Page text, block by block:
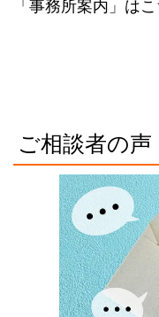
「事務所案内」は
ご相談者の声